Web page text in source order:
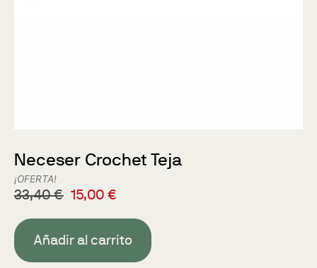
¡OFERTA!
Neceser Crochet Teja
33,40€ 15,00 €
Añadir al carrito